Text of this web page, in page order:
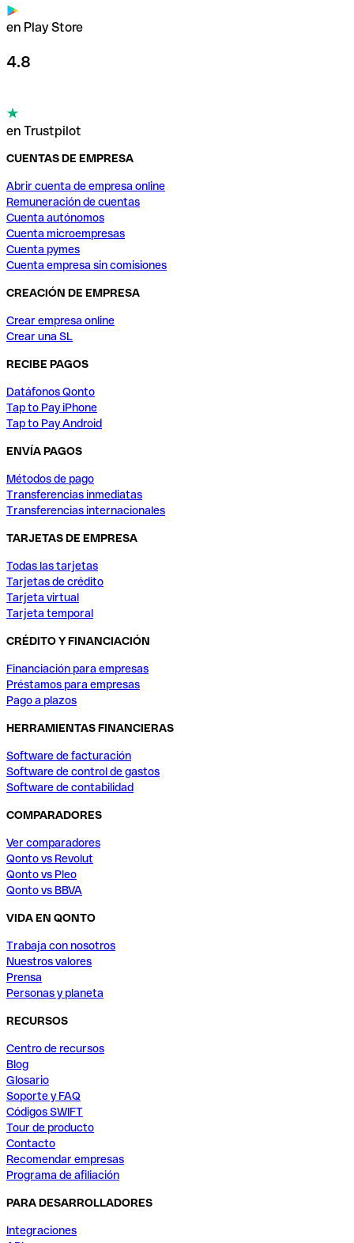
en Play Store
4.8
en Trustpilot
CUENTAS DE EMPRESA
Abrir cuenta de empresa online
Remuneración de cuentas
Cuenta autónomos
Cuenta microempresas
Cuenta pymes
Cuenta empresa sin comisiones
CREACIÓN DE EMPRESA
Crear empresa online
Crear una SL
RECIBE PAGOS
Datáfonos Qonto
Tap to Pay iPhone
Tap to Pay Android
ENVÍA PAGOS
Métodos de pago
Transferencias inmediatas
Transferencias internacionales
TARJETAS DE EMPRESA
Todas las tarjetas
Tarjetas de crédito
Tarjeta virtual
Tarjeta temporal
CRÉDITO Y FINANCIACIÓN
Financiación para empresas
Préstamos para empresas
Pago a plazos
HERRAMIENTAS FINANCIERAS
Software de facturación
Software de control de gastos
Software de contabilidad
COMPARADORES
Ver comparadores
Qonto vs Revolut
Qonto vs Pleo
Qonto vs BBVA
VIDA EN QONTO
Trabaja con nosotros
Nuestros valores
Prensa
Personas y planeta
RECURSOS
Centro de recursos
Blog
Glosario
Soporte y FAQ
Códigos SWIFT
Tour de producto
Contacto
Recomendar empresas
Programa de afiliación
PARA DESARROLLADORES
Integraciones